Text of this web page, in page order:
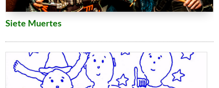
Siete Muertes